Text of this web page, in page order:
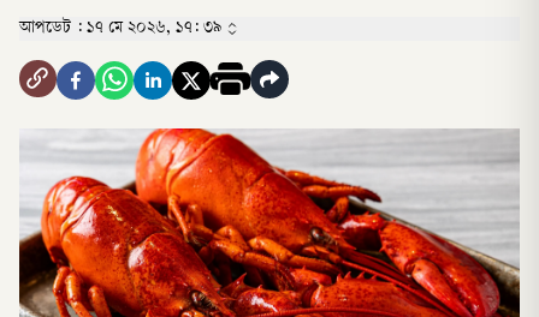
আপডেট : ১৭ মে ২০২৬, ১৭: ৩৯